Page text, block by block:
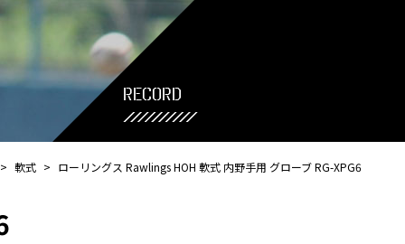
record
> 軟式 > ローリングス Rawlings HOH 軟式 内野手用 グローブ RG-XPG6